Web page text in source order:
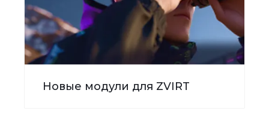
Новые модули для ZVIRT